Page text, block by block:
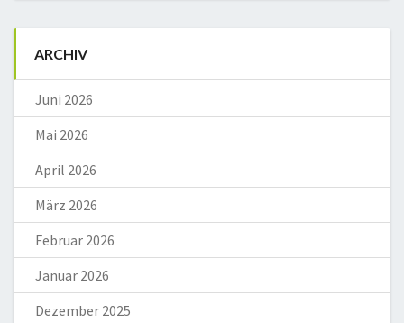
ARCHIV
Juni 2026
Mai 2026
April 2026
März 2026
Februar 2026
Januar 2026
Dezember 2025